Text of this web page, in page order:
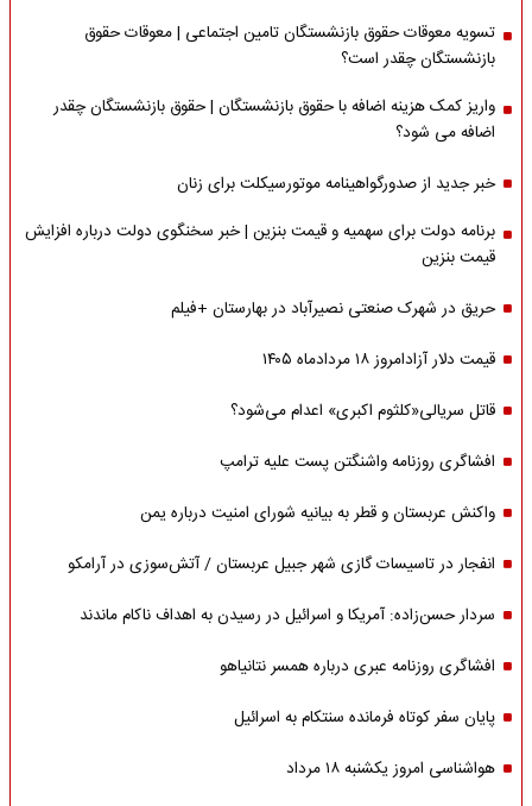
تسویه معوقات حقوق بازنشستگان تامین اجتماعی | معوقات حقوق
بازنشستگان چقدر است؟
واریز کمک هزینه اضافه با حقوق بازنشستگان | حقوق بازنشستگان چقدر
اضافه می شود؟
خبر جدید از صدورگواهینامه موتورسیکلت برای زنان
برنامه دولت برای سهمیه و قیمت بنزین | خبر سخنگوی دولت درباره افزایش
قیمت بنزین
حریق در شهرک صنعتی نصیرآباد در بهارستان +فیلم
قیمت دلار آزادامروز ۱۸ مردادماه ۱۴۰۵
قاتل سریالی«کلثوم اکبری» اعدام می‌شود؟
افشاگری روزنامه واشنگتن پست علیه ترامپ
واکنش عربستان و قطر به بیانیه شورای امنیت درباره یمن
انفجار در تاسیسات گازی شهر جبیل عربستان / آتش‌سوزی در آرامکو
سردار حسن‌زاده: آمریکا و اسرائیل در رسیدن به اهداف ناکام ماندند
افشاگری روزنامه عبری درباره همسر نتانیاهو
پایان سفر کوتاه فرمانده سنتکام به اسرائیل
هواشناسی امروز یکشنبه ۱۸ مرداد